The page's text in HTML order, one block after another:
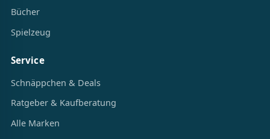
Bücher
Spielzeug
Service
Schnäppchen & Deals
Ratgeber & Kaufberatung
Alle Marken